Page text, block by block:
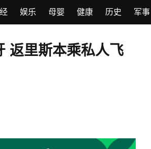
娱乐 母婴 健康 历史 军事
返里斯本乘私人飞